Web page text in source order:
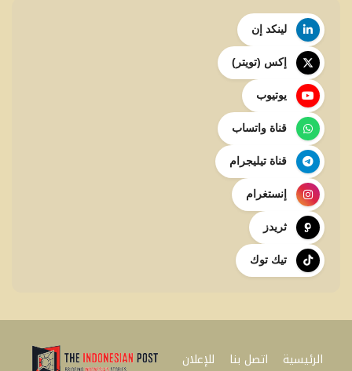
لينكد إن
إكس (تويتر)
يوتيوب
قناة واتساب
قناة تيليجرام
إنستغرام
ثريدز
تيك توك
الرئيسية اتصل بنا للإعلان